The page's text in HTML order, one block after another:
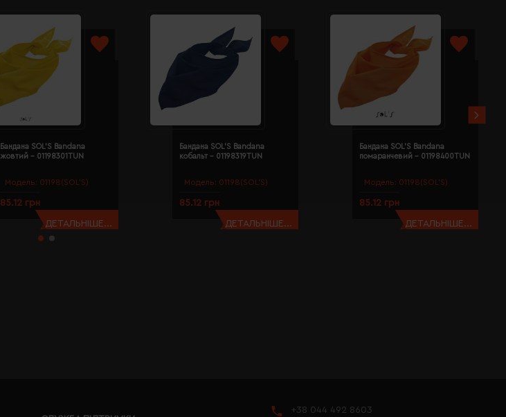
Модель: 01198(SOL’S)
Бандана SOL'S Bandana
жовтий - 01198301TUN
85.12 грн
ДЕТАЛЬНІШЕ...
Модель: 01198(SOL’S)
Бандана SOL'S Bandana
кобальт - 01198319TUN
85.12 грн
ДЕТАЛЬНІШЕ...
Модель: 01198(SOL’S)
Бандана SOL'S Bandana
помаранчевий - 01198400TUN
85.12 грн
ДЕТАЛЬНІШЕ...
+38 044 492 8603